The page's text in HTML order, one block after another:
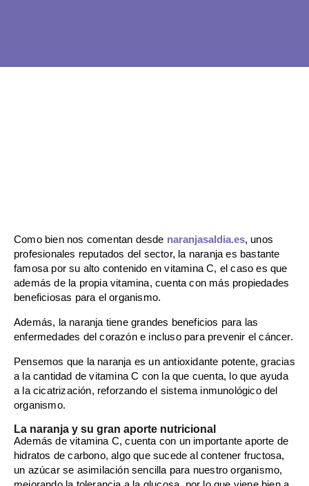
Como bien nos comentan desde naranjasaldia.es, unos
profesionales reputados del sector, la naranja es bastante
famosa por su alto contenido en vitamina C, el caso es que
además de la propia vitamina, cuenta con más propiedades
beneficiosas para el organismo.
Además, la naranja tiene grandes beneficios para las
enfermedades del corazón e incluso para prevenir el cáncer.
Pensemos que la naranja es un antioxidante potente, gracias
a la cantidad de vitamina C con la que cuenta, lo que ayuda
a la cicatrización, reforzando el sistema inmunológico del
organismo.
La naranja y su gran aporte nutricional
Además de vitamina C, cuenta con un importante aporte de
hidratos de carbono, algo que sucede al contener fructosa,
un azúcar se asimilación sencilla para nuestro organismo,